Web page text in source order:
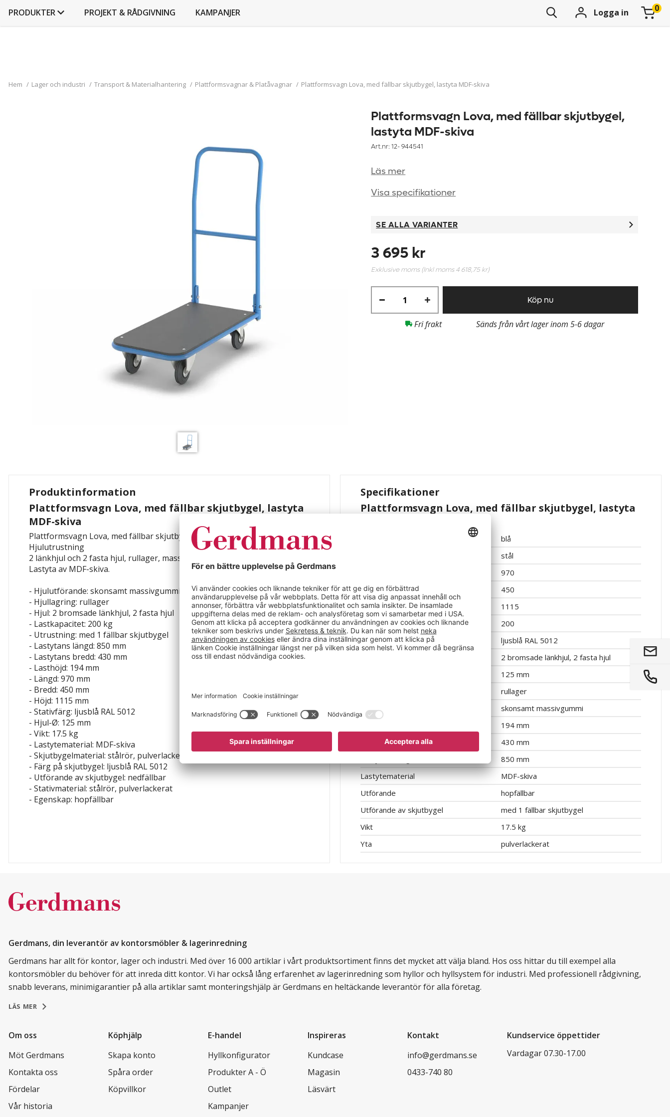
PRODUKTER PROJEKT & RÅDGIVNING KAMPANJER Logga in
Hem / Lager och industri / Transport & Materialhantering / Plattformsvagnar & Platåvagnar / Plattformsvagn Lova, med fällbar skjutbygel, lastyta MDF-skiva
Plattformsvagn Lova, med fällbar skjutbygel,
lastyta MDF-skiva
Art.nr: 12-944541
Läs mer
Visa specifikationer
SE ALLA VARIANTER
3 695 kr
Exklusive moms (Inkl moms4 618,75 kr)
Köp nu
Fri frakt Sänds från vårt lager inom 5-6 dagar
Produktinformation
Plattformsvagn Lova, med fällbar skjutbygel, lastyta
MDF-skiva
Plattformsvagn Lova, med fällbar skjutbygel, lastyta MDF-skiva.
Hjulutrustning
2 länkhjul och 2 fasta hjul, rullager, massivgummihjul. Länkhjul med broms.
Lastyta av MDF-skiva.
- Hjulutförande: skonsamt massivgummi
- Hjullagring: rullager
- Hjul: 2 bromsade länkhjul, 2 fasta hjul
- Lastkapacitet: 200 kg
- Utrustning: med 1 fällbar skjutbygel
- Lastytans längd: 850 mm
- Lastytans bredd: 430 mm
- Lasthöjd: 194 mm
- Längd: 970 mm
- Bredd: 450 mm
- Höjd: 1115 mm
- Stativfärg: ljusblå RAL 5012
- Hjul-Ø: 125 mm
- Vikt: 17.5 kg
- Lastytematerial: MDF-skiva
- Skjutbygelmaterial: stålrör, pulverlackerat
- Färg på skjutbygel: ljusblå RAL 5012
- Utförande av skjutbygel: nedfällbar
- Stativmaterial: stålrör, pulverlackerat
- Egenskap: hopfällbar
Specifikationer
Plattformsvagn Lova, med fällbar skjutbygel, lastyta
blå
stål
970
Bredd (mm)
450
Höjd (mm)
1115
Max belastning (kg)
200
Färg
ljusblå RAL 5012
2 bromsade länkhjul, 2 fasta hjul
125 mm
rullager
Hjulmaterial
skonsamt massivgummi
194 mm
Lastytans bredd
430 mm
850 mm
Lastytematerial
MDF-skiva
Utförande
hopfällbar
Utförande av skjutbygel
med 1 fällbar skjutbygel
Vikt
17.5 kg
Yta
pulverlackerat
Gerdmans, din leverantör av kontorsmöbler & lagerinredning
Gerdmans har allt för kontor, lager och industri. Med över 16 000 artiklar i vårt produktsortiment finns det mycket att välja bland. Hos oss hittar du till exempel alla
kontorsmöbler du behöver för att inreda ditt kontor. Vi har också lång erfarenhet av lagerinredning som hyllor och hyllsystem för industri. Med professionell rådgivning,
snabb leverans, minimigarantier på alla artiklar samt monteringshjälp är Gerdmans en heltäckande leverantör för alla företag.
LÄS MER
Om oss
Möt Gerdmans
Kontakta oss
Fördelar
Vår historia
Köphjälp
Skapa konto
Spåra order
Köpvillkor
E-handel
Hyllkonfigurator
Produkter A - Ö
Outlet
Kampanjer
Inspireras
Kundcase
Magasin
Läsvärt
Kontakt
info@gerdmans.se
0433-740 80
Kundservice öppettider
Vardagar 07.30-17.00